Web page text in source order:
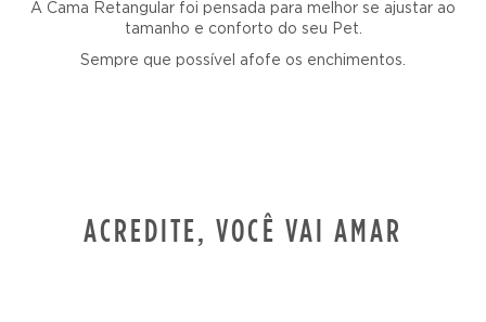
A Cama Retangular foi pensada para melhor se ajustar ao
tamanho e conforto do seu Pet.
Sempre que possível afofe os enchimentos.
ACREDITE, VOCÊ VAI AMAR